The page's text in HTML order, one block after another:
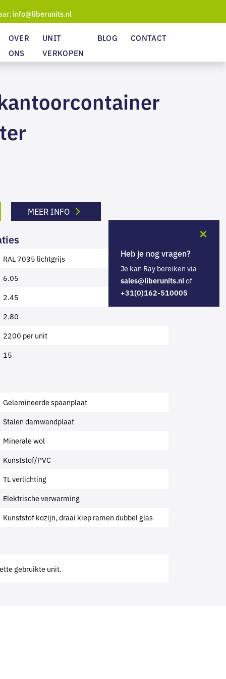
info@liberunits.nl
OVER
ONS
UNIT
VERKOPEN
BLOG CONTACT
MEER INFO
RAL 7035 lichtgrijs
6.05
2.45
2.80
2200 per unit
15
Gelamineerde spaanplaat
Stalen damwandplaat
Minerale wol
Kunststof/PVC
TL verlichting
Elektrische verwarming
Kunststof kozijn, draai kiep ramen dubbel glas
gebruikte unit.
✕
Heb je nog vragen?
Je kan Ray bereiken via
sales@liberunits.nlof
+31(0)162-510005